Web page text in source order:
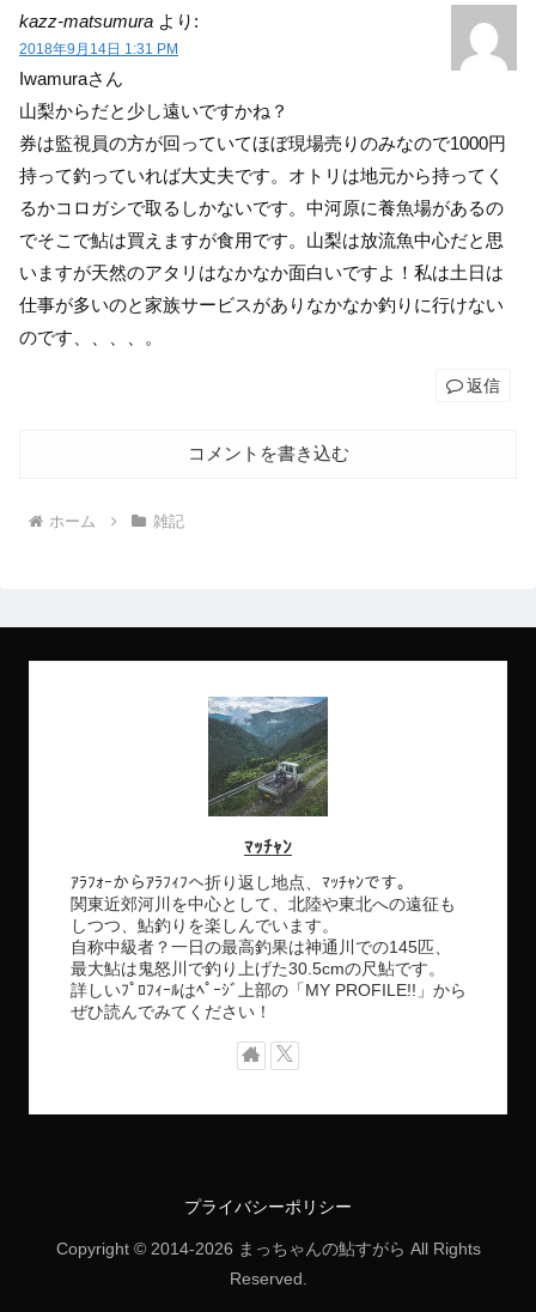
kazz-matsumura より:
2018年9月14日 1:31 PM
Iwamuraさん
山梨からだと少し遠いですかね？
券は監視員の方が回っていてほぼ現場売りのみなので1000円
持って釣っていれば大丈夫です。オトリは地元から持ってく
るかコロガシで取るしかないです。中河原に養魚場があるの
でそこで鮎は買えますが食用です。山梨は放流魚中心だと思
いますが天然のアタリはなかなか面白いですよ！私は土日は
仕事が多いのと家族サービスがありなかなか釣りに行けない
のです、、、、。
返信
コメントを書き込む
ホーム 雑記
ﾏｯﾁｬﾝ
ｱﾗﾌｫｰからｱﾗﾌｨﾌへ折り返し地点、ﾏｯﾁｬﾝです。
関東近郊河川を中心として、北陸や東北への遠征も
しつつ、鮎釣りを楽しんでいます。
自称中級者？一日の最高釣果は神通川での145匹、
最大鮎は鬼怒川で釣り上げた30.5cmの尺鮎です。
詳しいﾌﾟﾛﾌｨｰﾙはﾍﾟｰｼﾞ上部の「MY PROFILE!!」から
ぜひ読んでみてください！
プライバシーポリシー
Copyright © 2014-2026 まっちゃんの鮎すがら All Rights
Reserved.